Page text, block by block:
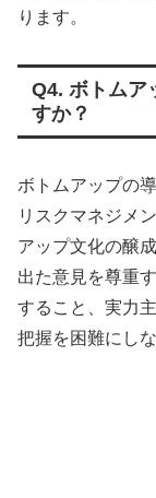
ります。
Q4. ボトムア
すか？
ボトムアップの
リスクマネジメ
アップ文化の醸
出た意見を尊重
すること、実力
把握を困難にし